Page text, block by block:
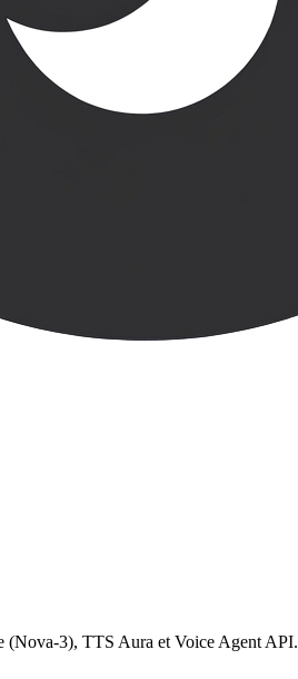
(Nova-3), TTS Aura et Voice Agent API.